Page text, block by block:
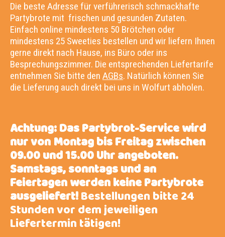
Die beste Adresse für verführerisch schmackhafte
Partybrote mit frischen und gesunden Zutaten.
Einfach online mindestens 50 Brötchen oder
mindestens 25 Sweeties bestellen und wir liefern Ihnen
gerne direkt nach Hause, ins Büro oder ins
Besprechungszimmer. Die entsprechenden Liefertarife
entnehmen Sie bitte den AGBs. Natürlich können Sie
die Lieferung auch direkt bei uns in Wolfurt abholen.
Achtung: Das Partybrot-Service wird
nur von Montag bis Freitag zwischen
09.00 und 15.00 Uhr angeboten.
Samstags, sonntags und an
Feiertagen werden keine Partybrote
ausgeliefert!Bestellungen bitte 24
Stunden vor dem jeweiligen
Liefertermin tätigen!